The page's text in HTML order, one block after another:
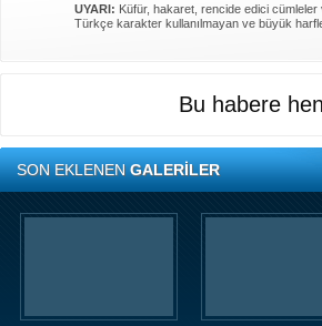
UYARI: Küfür, hakaret, rencide edici cümleler
Türkçe karakter kullanılmayan ve büyük
Bu habere
SON EKLENENGALERİLER